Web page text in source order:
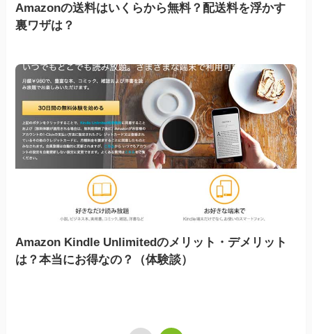
Amazonの送料はいくらから無料？配送料を浮かす
裏ワザは？
Amazon Kindle Unlimitedのメリット・デメリット
は？本当にお得なの？（体験談）